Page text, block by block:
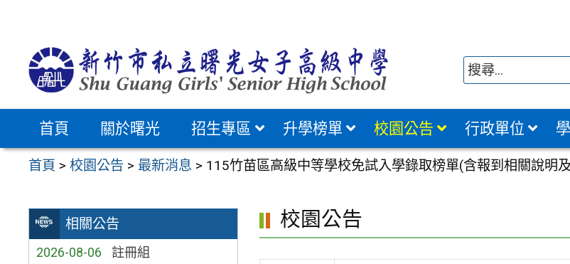
首頁 關於曙光 招生專區 升學榜單 校園公告 行政單位
首頁 >校園公告 > 最新消息 > 115竹苗區高級中等學校免試入學錄取榜單(含報到相關說明
相關公告
2026-08-06 註冊組
校園公告